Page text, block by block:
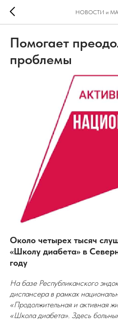
НОВОСТИ и
Помогает
проблемы
Около четырех тысяч
«Школу диабета» в
году
На базе Республиканского
диспансера в рамках
«Продолжительная и активная
«Школа диабета». Здесь